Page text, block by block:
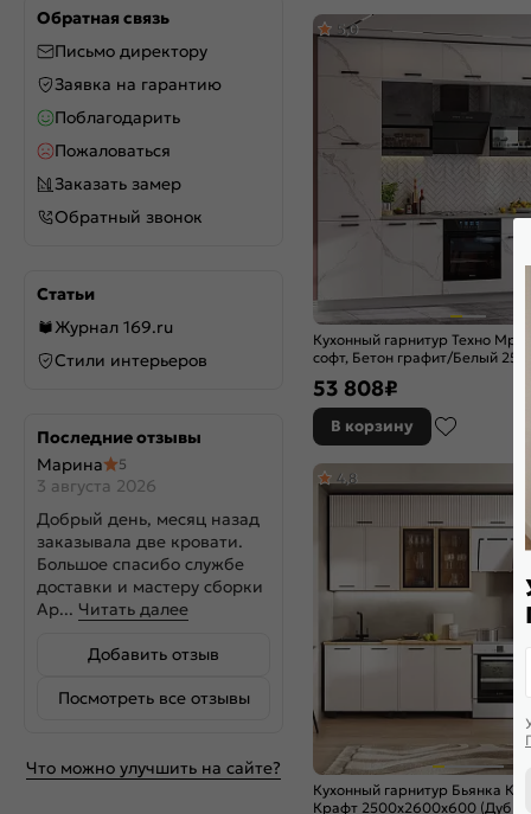
Special White
Stormy Silk
Super White
Temple Stone 2S
White Dreamline
White In 2S
White Silk
Wotan Oak 2S
Аквамарин
Антрацит
Атлантик софт
Бежевый металлик
Белая текстурная
Белое дерево
Белый
Белый глянцевый
Белый матовый
Белый софт
Обратная связь
Письмо директору
Заявка на гарантию
Поблагодарить
Пожаловаться
Заказать замер
Обратный звонок
Статьи
Журнал 169.ru
Стили интерьеров
Последние отзывы
Марина
5
3 августа 2026
Добрый день, месяц назад
заказывала две кровати.
Большое спасибо службе
доставки и мастеру сборки
Ар... Читать далее
Добавить отзыв
Посмотреть все отзывы
Что можно улучшить на сайте?
Кухонный гарнитур Техно
софт, Бетон графит/Белый
5,0
53 808₽
В корзину
Кухонный гарнитур Бьянка
Крафт 2500x2600x600 (Дуб
4,8